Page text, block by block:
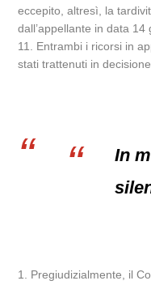
eccepito, altresì, la
dall’appellante in data 14
11. Entrambi i ricorsi in
stati trattenuti in
In
1. Pregiudizialmente, il